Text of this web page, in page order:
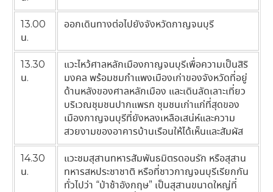
13.00
น.
ออกเดินทางต่อไปยังจังหวัดกาญจนบุรี
13.30
น.
แวะไหว้ศาลหลักเมืองกาญจนบุรีเพื่อความเป็นสิริ
มงคล พร้อมชมกำแพงเมืองเก่าของจังหวัดที่อยู่
ด้านหลังของศาลหลักเมือง และเดินลัดเลาะเที่ยว
บริเวณชุมชนปากแพรก ชุมชนเก่าแก่ที่สุดของ
เมืองกาญจนบุรีที่ยังหลงเหลือเสน่ห์และความ
สวยงามของอาคารบ้านเรือนให้ได้เห็นและสัมผัส
14.30
น.
แวะชมสุสานทหารสัมพันธมิตรดอนรัก หรือสุสาน
ทหารสหประชาชาติ หรือที่ชาวกาญจนบุรีเรียกกัน
ทั่วไปว่า “ป่าช้าอังกฤษ” เป็นสุสานขนาดใหญ่ที่